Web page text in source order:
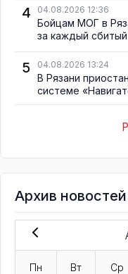
4 04.08.2026 12:36
Бойцам МОГ в
за каждый
5 04.08.2026 13:24
В Рязани
системе
Архив новостей
Пн Вт Ср